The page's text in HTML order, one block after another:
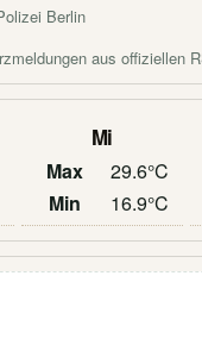
Berlin
aus offiziellen
Mi
Max
29.6°C
Min
16.9°C